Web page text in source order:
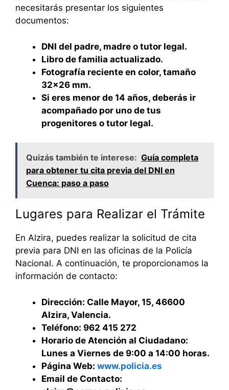
necesitarás presentar los siguientes
documentos:
DNI del padre, madre o tutor legal.
Libro de familia actualizado.
Fotografía reciente en color, tamaño
32×26 mm.
Si eres menor de 14 años, deberás ir
acompañado por uno de tus
progenitores o tutor legal.
Quizás también te interese: Guía completa
para obtener tu cita previa del DNI en
Cuenca: paso a paso
Lugares para Realizar el Trámite
En Alzira, puedes realizar la solicitud de cita
previa para DNI en las oficinas de la Policía
Nacional. A continuación, te proporcionamos la
información de contacto:
Dirección: Calle Mayor, 15, 46600
Alzira, Valencia.
Teléfono: 962 415 272
Horario de Atención al Ciudadano:
Lunes a Viernes de 9:00 a 14:00 horas.
Página Web: www.policia.es
Email de Contacto: